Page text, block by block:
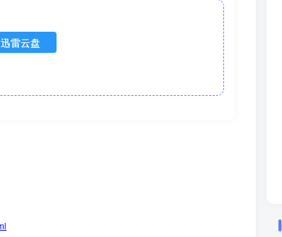
迅雷云盘